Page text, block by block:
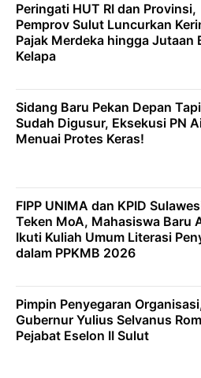
Peringati HUT RI dan Provinsi,
Pemprov Sulut Luncurkan
Pajak Merdeka hingga Jutaan
Kelapa
Sidang Baru Pekan Depan
Sudah Digusur, Eksekusi PN
Menuai Protes Keras!
FIPP UNIMA dan KPID
Teken MoA, Mahasiswa Baru
Ikuti Kuliah Umum Literasi
dalam PPKMB 2026
Pimpin Penyegaran
Gubernur Yulius Selvanus
Pejabat Eselon II Sulut